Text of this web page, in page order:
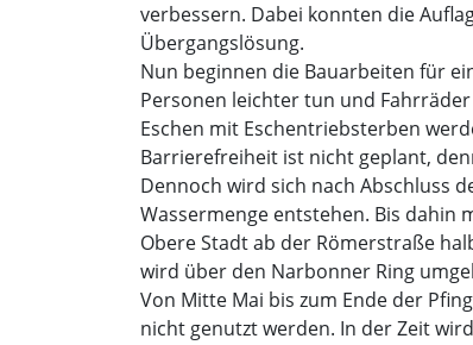
verbessern. Dabei konnten die
Übergangslösung.
Nun beginnen die Bauarbeiten für
Personen leichter tun und
Eschen mit Eschentriebsterben
Barrierefreiheit ist nicht geplant,
Dennoch wird sich nach Abschluss
Wassermenge entstehen. Bis dahin
Obere Stadt ab der Römerstraße
wird über den Narbonner Ring
Von Mitte Mai bis zum Ende der
nicht genutzt werden. In der Zeit